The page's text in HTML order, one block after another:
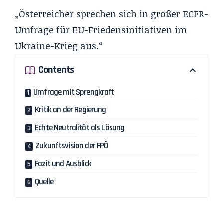
„Österreicher sprechen sich in großer ECFR-
Umfrage für EU-Friedensinitiativen im
Ukraine-Krieg aus.“
Contents
Umfrage mit Sprengkraft
Kritik an der Regierung
Echte Neutralität als Lösung
Zukunftsvision der FPÖ
Fazit und Ausblick
Quelle